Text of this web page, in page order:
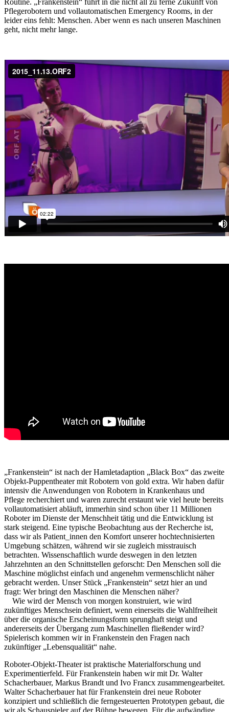
Routine. „Franken­stein“ führt in die nicht all zu ferne Zukunft von
Pflegerobotern und vollautomatischen Emergency Rooms, in der
leider eins fehlt: Men­schen. Aber wenn es nach unseren Maschi­nen
geht, nicht mehr lange.
„Frankenstein“ ist nach der Hamletadaption „Black Box“ das zweite
Objekt-Puppentheater mit Robotern von gold extra. Wir haben dafür
intensiv die Anwendungen von Robotern in Krankenhaus und
Pflege recherchiert und waren zurecht erstaunt wie viel heute bereits
vollautomatisiert abläuft, immerhin sind schon über 11 Millionen
Roboter im Dienste der Menschheit tätig und die Entwicklung ist
stark steigend. Eine typische Beobachtung aus der Recherche ist,
dass wir als Patient_innen den Komfort unserer hochtechnisierten
Umgebung schätzen, während wir sie zugleich misstrauisch
betrachten. Wissenschaftlich wurde deswegen in den letzten
Jahrzehnten an den Schnittstellen geforscht: Den Menschen soll die
Maschine möglichst einfach und ange­nehm vermenschlicht näher
gebracht werden. Unser Stück „Frankenstein“ setzt hier an und
fragt: Wer bringt den Maschi­nen die Menschen näher?
Wie wird der Mensch von morgen konstruiert, wie wird
zukünftiges Menschsein definiert, wenn einerseits die Wahlfreiheit
über die organische Erscheinungsform sprunghaft steigt und
andererseits der Übergang zum Maschinellen fließender wird?
Spielerisch kommen wir in Frankenstein den Fra­gen nach
zukünftiger „Lebensqualität“ nahe.
Roboter-Objekt-Theater ist praktische Materialforschung und
Experimentierfeld. Für Frankenstein haben wir mit Dr. Walter
Schacherbauer, Markus Brandt und Ivo Francx zusammengearbeitet.
Walter Schacherbauer hat für Frankenstein drei neue Roboter
konzipiert und schließlich die ferngesteuerten Prototypen gebaut, die